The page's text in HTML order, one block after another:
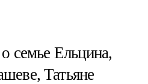
семье Ельцина,
Татьяне